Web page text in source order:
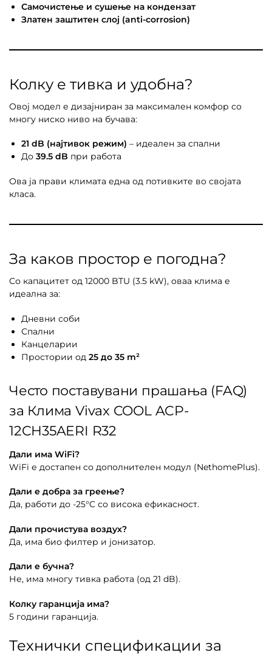
Самочистење и сушење на кондензат
Златен заштитен слој (anti-corrosion)
Колку е тивка и удобна?
Овој модел е дизајниран за максимален комфор со
многу ниско ниво на бучава:
21 dB (најтивок режим) – идеален за спални
До 39.5 dB при работа
Ова ја прави климата една од потивките во својата
класа.
За каков простор е погодна?
Со капацитет од 12000 BTU (3.5 kW), оваа клима е
идеална за:
Дневни соби
Спални
Канцеларии
Простории од 25 до 35 m²
Често поставувани прашања (FAQ)
за Клима Vivax COOL ACP-
12CH35AERI R32
Дали има WiFi?
WiFi е достапен со дополнителен модул (NethomePlus).
Дали е добра за греење?
Да, работи до -25°C со висока ефикасност.
Дали прочистува воздух?
Да, има био филтер и јонизатор.
Дали е бучна?
Не, има многу тивка работа (од 21 dB).
Колку гаранција има?
5 години гаранција.
Технички спецификации за